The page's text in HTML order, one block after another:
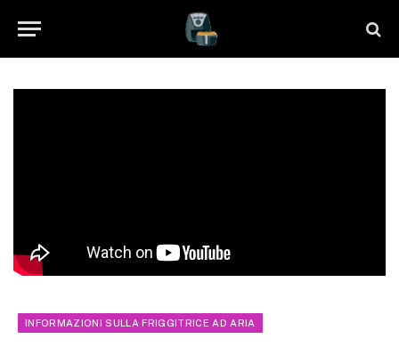
INFORMAZIONI SULLA FRIGGITRICE AD ARIA